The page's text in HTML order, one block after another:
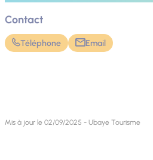
Contact
Téléphone Email
Mis à jour le 02/09/2025 - Ubaye Tourisme